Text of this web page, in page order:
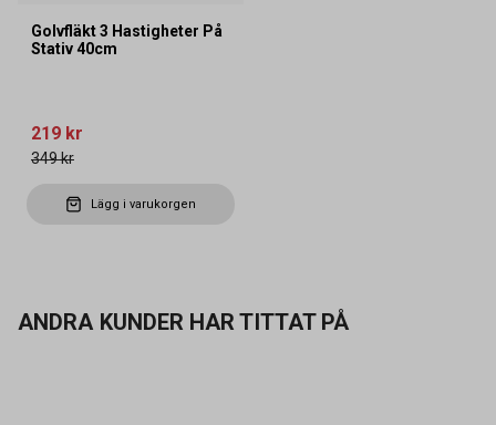
Golvfläkt 3 Hastigheter På
Stativ 40cm
219 kr
349 kr
Lägg i varukorgen
ANDRA KUNDER HAR TITTAT PÅ